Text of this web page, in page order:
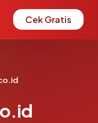
Cek Gratis